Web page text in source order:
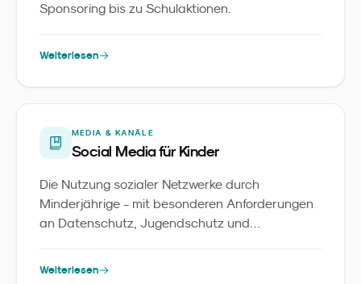
Sponsoring bis zu Schulaktionen.
Weiterlesen
MEDIA & KANÄLE
Social Media für Kinder
Die Nutzung sozialer Netzwerke durch
Minderjährige - mit besonderen Anforderungen
an Datenschutz, Jugendschutz und
Weiterlesen